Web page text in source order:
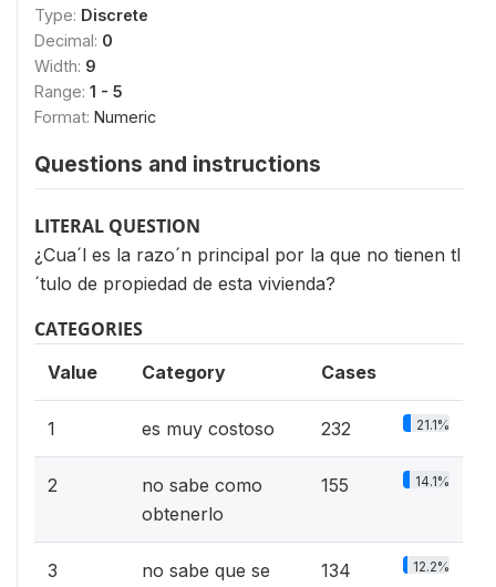
Type: Discrete
Decimal: 0
Width: 9
Range: 1 - 5
Format: Numeric
Questions and instructions
LITERAL QUESTION
¿Cua´l es la razo´n principal por la que no tienen tI
´tulo de propiedad de esta vivienda?
CATEGORIES
Value Category Cases
1 es muy costoso 232 21.1%
2
no sabe como
obtenerlo
155 14.1%
3
no sabe que se
134 12.2%